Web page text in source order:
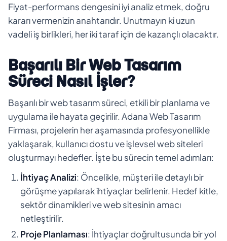
Fiyat-performans dengesini iyi analiz etmek, doğru
kararı vermenizin anahtarıdır. Unutmayın ki uzun
vadeli iş birlikleri, her iki taraf için de kazançlı olacaktır.
Başarılı Bir Web Tasarım
Süreci Nasıl İşler?
Başarılı bir web tasarım süreci, etkili bir planlama ve
uygulama ile hayata geçirilir. Adana Web Tasarım
Firması, projelerin her aşamasında profesyonellikle
yaklaşarak, kullanıcı dostu ve işlevsel web siteleri
oluşturmayı hedefler. İşte bu sürecin temel adımları:
İhtiyaç Analizi: Öncelikle, müşteri ile detaylı bir
görüşme yapılarak ihtiyaçlar belirlenir. Hedef kitle,
sektör dinamikleri ve web sitesinin amacı
netleştirilir.
Proje Planlaması: İhtiyaçlar doğrultusunda bir yol